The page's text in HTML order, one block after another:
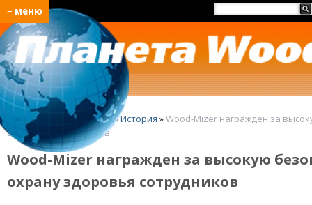
≡ меню
Главная O Wood-Mizer»История »Wood-Mizer награжден за
здоровья сотрудников
Wood-Mizer награжден за высокую
охрану здоровья сотрудников